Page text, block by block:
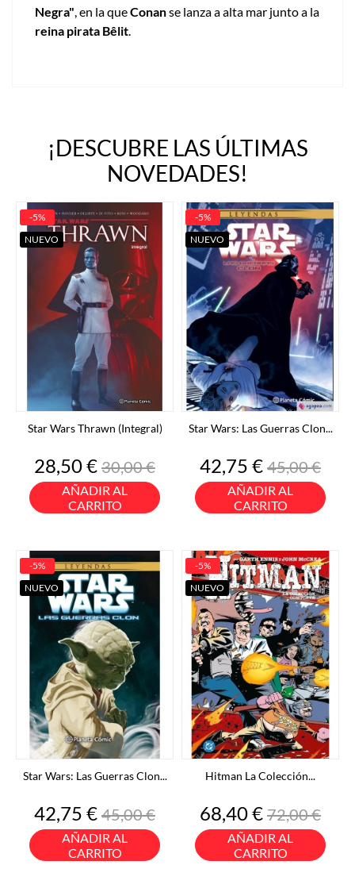
Negra", en la queConanse lanza a alta mar junto a la
reina pirata Bêlit.
¡DESCUBRE LAS ÚLTIMAS
NOVEDADES!
Star Wars Thrawn (Integral)
Precio
28,50 €Precio
base
30,00 €
AÑADIR AL
CARRITO
-5%
NUEVO
Star Wars: Las Guerras Clon...
Precio
42,75 €Precio
base
45,00 €
AÑADIR AL
CARRITO
-5%
NUEVO
Star Wars: Las Guerras Clon...
Precio
42,75 €Precio
base
45,00 €
AÑADIR AL
CARRITO
-5%
NUEVO
Hitman La Colección...
Precio
68,40 €Precio
base
72,00 €
AÑADIR AL
CARRITO
-5%
NUEVO